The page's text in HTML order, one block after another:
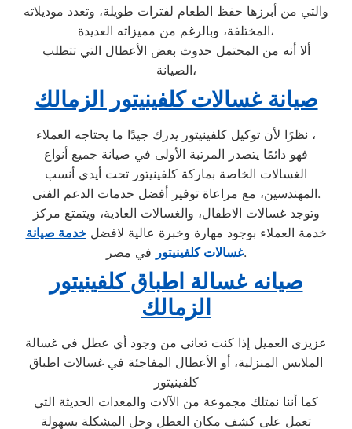
والتي من أبرزها حفظ الطعام لفترات طويلة، وتعدد موديلاته
المختلفة، وبالرغم من مميزاته العديدة،
ألا أنه من المحتمل حدوث بعض الأعطال التي تتطلب
الصيانة،
صيانة غسالات كلفينيتور الزمالك
نظرًا لأن توكيل كلفينيتور يدرك جيدًا ما يحتاجه العملاء ،
فهو دائمًا يتصدر المرتبة الأولى في صيانة جميع أنواع
الغسالات الخاصة بماركة كلفينيتور تحت أيدي أنسب
المهندسين، مع مراعاة توفير أفضل خدمات الدعم الفنى.
وتوجد غسالات الاطفال، والغسالات العادية، ويتمتع مركز
خدمة العملاء بوجود مهارة وخبرة عالية لافضلخدمة صيانة
غسالات كلفينيتورفي مصر.
صيانه غسالة اطباق كلفينيتور
الزمالك
عزيزي العميل إذا كنت تعاني من وجود أي عطل في غسالة
الملابس المنزلية، أو الأعطال المفاجئة في غسالات اطباق
كلفينيتور
كما أننا نمتلك مجموعة من الآلات والمعدات الحديثة التي
تعمل على كشف مكان العطل وحل المشكلة بسهولة